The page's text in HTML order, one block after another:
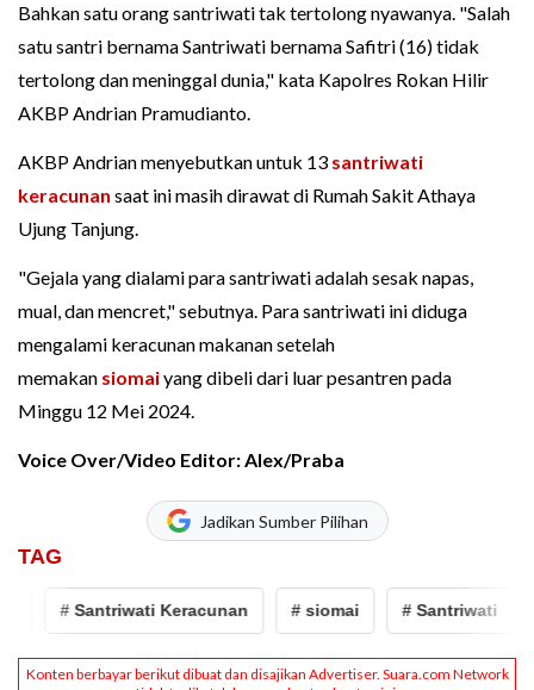
Bahkan satu orang santriwati tak tertolong nyawanya. "Salah
satu santri bernama Santriwati bernama Safitri (16) tidak
tertolong dan meninggal dunia," kata Kapolres Rokan Hilir
AKBP Andrian Pramudianto.
AKBP Andrian menyebutkan untuk 13 santriwati
keracunan saat ini masih dirawat di Rumah Sakit Athaya
Ujung Tanjung.
"Gejala yang dialami para santriwati adalah sesak napas,
mual, dan mencret," sebutnya. Para santriwati ini diduga
mengalami keracunan makanan setelah
memakan siomaiyang dibeli dari luar pesantren pada
Minggu 12 Mei 2024.
Voice Over/Video Editor: Alex/Praba
Jadikan Sumber Pilihan
TAG
# Santriwati Keracunan # siomai # Santriwati